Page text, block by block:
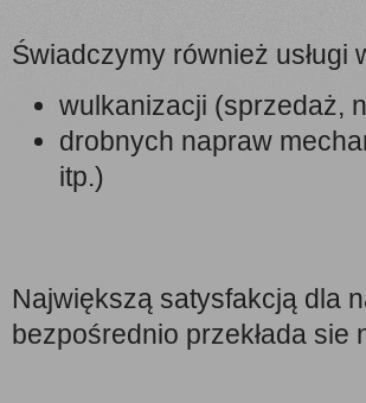
Świadczymy również usługi
wulkanizacji (sprzedaż,
drobnych napraw
itp.)
Największą satysfakcją dla
bezpośrednio przekłada sie